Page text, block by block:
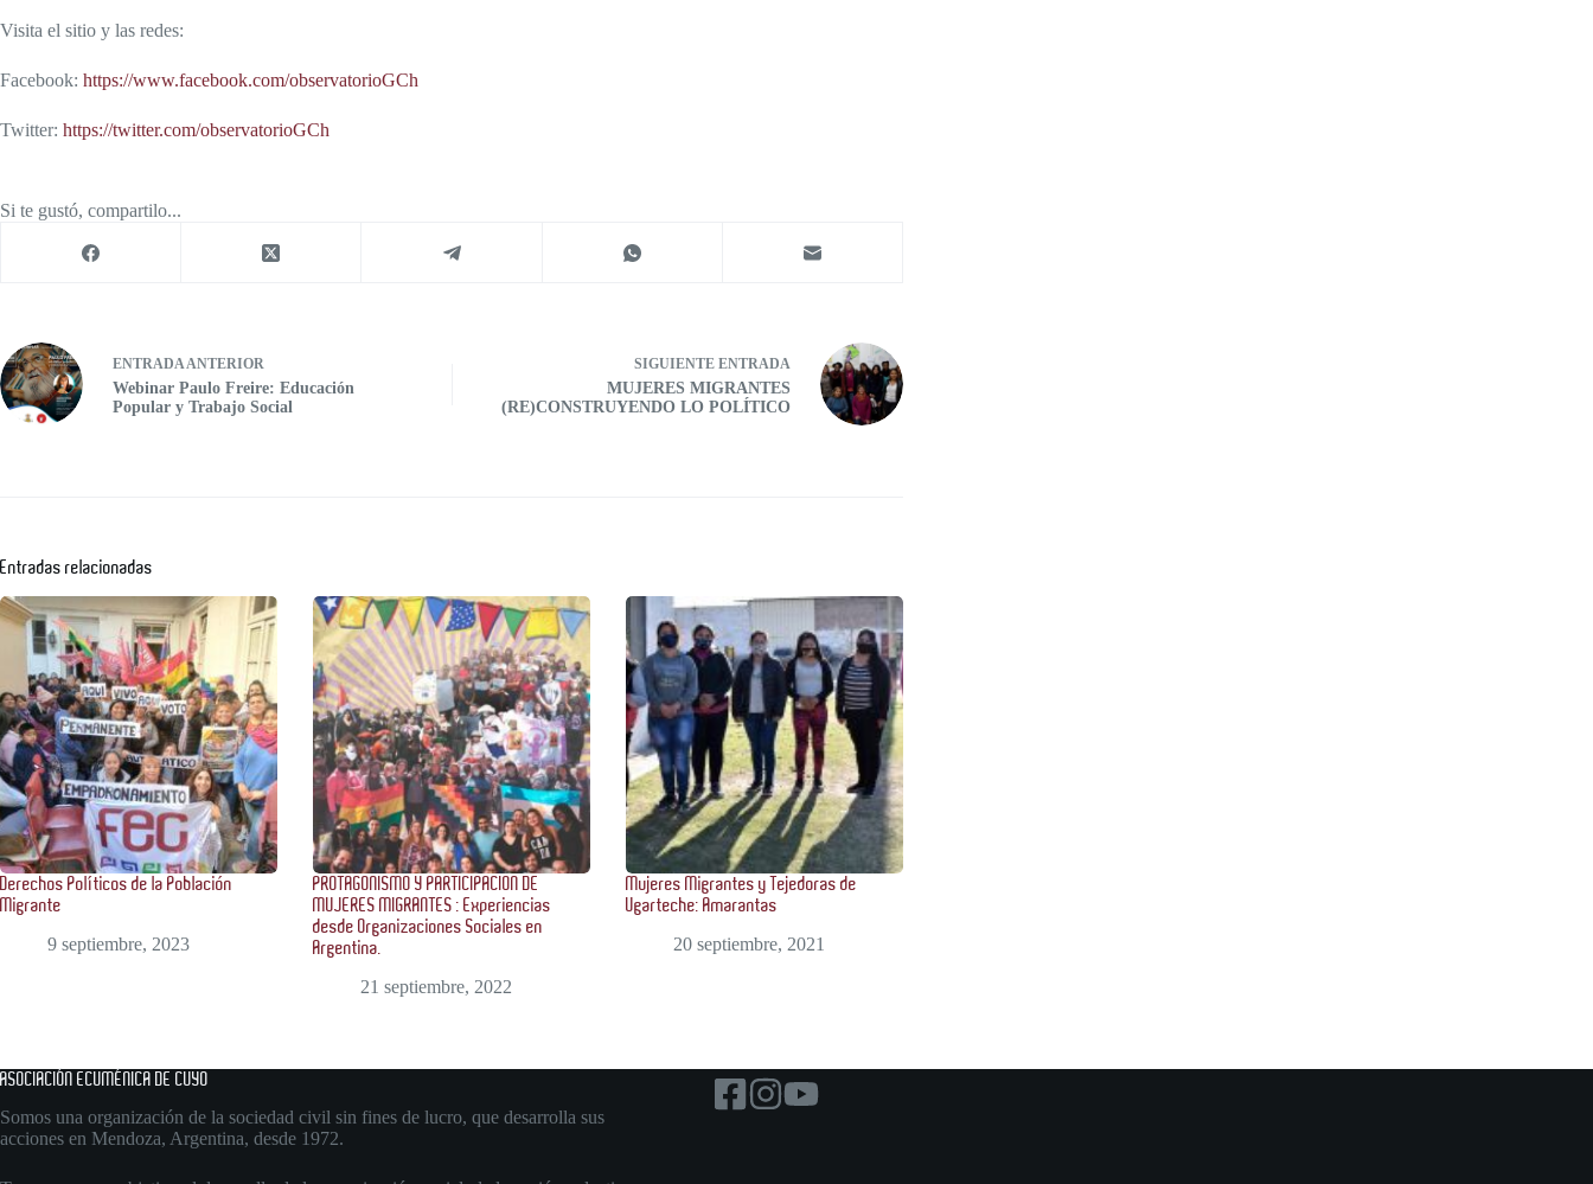
Visita el sitio y las redes:
Facebook: https://www.facebook.com/observatorioGCh
Twitter: https://twitter.com/observatorioGCh
Si te gustó, compartilo...
ENTRADA ANTERIOR
Webinar Paulo Freire: Educación
Popular y Trabajo Social
SIGUIENTEENTRADA
MUJERES MIGRANTES
(RE)CONSTRUYENDO LO POLÍTICO
Entradas relacionadas
Derechos Políticos de la Población
Migrante
9 septiembre, 2023
PROTAGONISMO Y PARTICIPACION DE
MUJERES MIGRANTES : Experiencias
desde Organizaciones Sociales en
Argentina.
21 septiembre, 2022
Mujeres Migrantes y Tejedoras de
Ugarteche: Amarantas
20 septiembre, 2021
ASOCIACIÓN ECUMÉNICA DE CUYO
Somos una organización de la sociedad civil sin fines de lucro, que desarrolla sus
acciones en Mendoza, Argentina, desde 1972.